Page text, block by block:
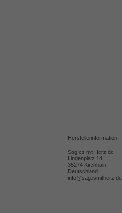
Herstellerinformation:
Sag es mit Herz.de
Lindenplatz 14
35274 Kirchhain
Deutschland
info@sagesmitherz.de